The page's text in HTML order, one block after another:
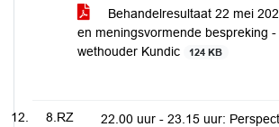
Behandelresultaat 22 mei
en meningsvormende bespreking -
wethouder Kundic
124 KB
8.RZ
22.00 uur - 23.15 uur: